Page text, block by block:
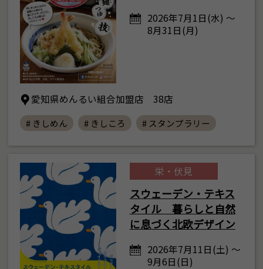
2026年7月1日(水) ～
8月31日(月)
愛知県めんるい組合加盟店 38店
# きしめん # きしころ # スタンプラリー
栄・伏見
スウェーデン・テキス
タイル 暮らしと自然
に息づく北欧デザイン
2026年7月11日(土) ～
9月6日(日)